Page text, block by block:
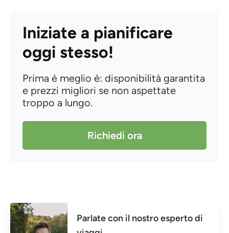
Iniziate a pianificare
oggi stesso!
Prima è meglio è: disponibilità garantita
e prezzi migliori se non aspettate
troppo a lungo.
Richiedi ora
Parlate con il nostro esperto di